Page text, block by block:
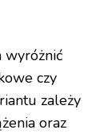
wyróżnić
czy
zależy
oraz